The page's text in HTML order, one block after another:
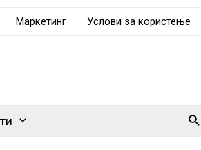
Маркетинг Услови за користење